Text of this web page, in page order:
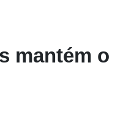
mantém o